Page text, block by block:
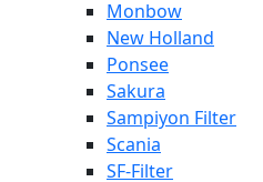
Monbow
New Holland
Ponsee
Sakura
Sampiyon Filter
Scania
SF-Filter